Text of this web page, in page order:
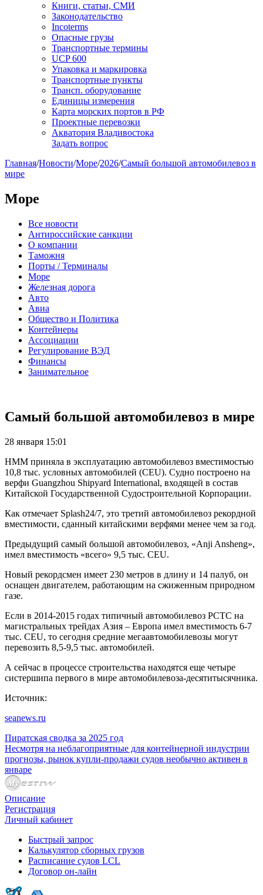
Книги, статьи, СМИ
Законодательство
Incoterms
Опасные грузы
Транспортные термины
UCP 600
Упаковка и маркировка
Транспортные пункты
Трансп. оборудование
Единицы измерения
Карта морских портов в РФ
Проектные перевозки
Акватория Владивостока
Задать вопрос
Главная/Новости/Море/2026/Самый большой автомобилевоз в
мире
Море
Все новости
Антироссийские санкции
О компании
Таможня
Порты / Терминалы
Море
Железная дорога
Авто
Авиа
Общество и Политика
Контейнеры
Ассоциации
Регулирование ВЭД
Финансы
Занимательное
Самый большой автомобилевоз в мире
28 января 15:01
HMM приняла в эксплуатацию автомобилевоз вместимостью
10,8 тыс. условных автомобилей (CEU). Судно построено на
верфи Guangzhou Shipyard International, входящей в состав
Китайской Государственной Судостроительной Корпорации.
Как отмечает Splash24/7, это третий автомобилевоз рекордной
вместимости, сданный китайскими верфями менее чем за год.
Предыдущий самый большой автомобилевоз, «Anji Ansheng»,
имел вместимость «всего» 9,5 тыс. CEU.
Новый рекордсмен имеет 230 метров в длину и 14 палуб, он
оснащен двигателем, работающим на сжиженным природном
газе.
Если в 2014-2015 годах типичный автомобилевоз PCTC на
магистральных трейдах Азия – Европа имел вместимость 6-7
тыс. CEU, то сегодня средние мегаавтомобилевозы могут
перевозить 8,5-9,5 тыс. автомобилей.
А сейчас в процессе строительства находятся еще четыре
систершипа первого в мире автомобилевоза-десятитысячника.
Источник:
seanews.ru
Пиратская сводка за 2025 год
Несмотря на неблагоприятные для контейнерной индустрии
прогнозы, рынок купли-продажи судов необычно активен в
январе
Описание
Регистрация
Личный кабинет
Быстрый запрос
Калькулятор сборных грузов
Расписание судов LCL
Договор он-лайн